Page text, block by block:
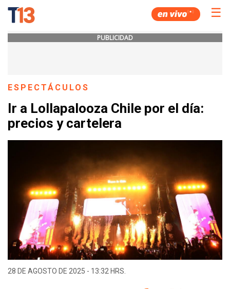
☰
PUBLICIDAD
ESPECTÁCULOS
Ir a Lollapalooza Chile por el día:
precios y cartelera
28 DE AGOSTO DE 2025 - 13:32 HRS.